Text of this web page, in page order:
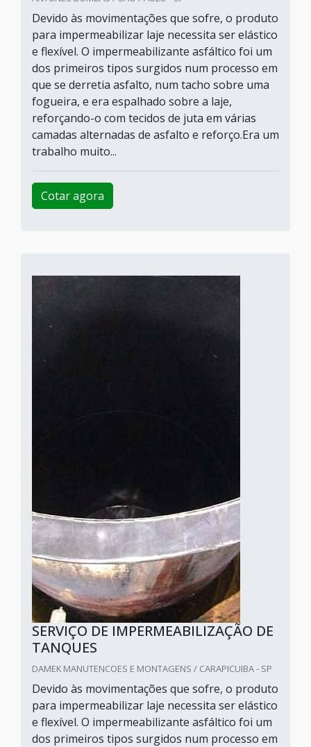
Devido às movimentações que sofre, o produto
para impermeabilizar laje necessita ser elástico
e flexível. O impermeabilizante asfáltico foi um
dos primeiros tipos surgidos num processo em
que se derretia asfalto, num tacho sobre uma
fogueira, e era espalhado sobre a laje,
reforçando-o com tecidos de juta em várias
camadas alternadas de asfalto e reforço.Era um
trabalho muito...
Cotar agora
SERVIÇO DE IMPERMEABILIZAÇÃO DE
TANQUES
DAMEK MANUTENCOES E MONTAGENS / CARAPICUIBA - SP
Devido às movimentações que sofre, o produto
para impermeabilizar laje necessita ser elástico
e flexível. O impermeabilizante asfáltico foi um
dos primeiros tipos surgidos num processo em